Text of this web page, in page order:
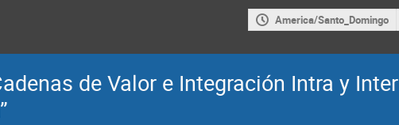
America/Santo_Domingo
de Valor e Integración Intra y Inter